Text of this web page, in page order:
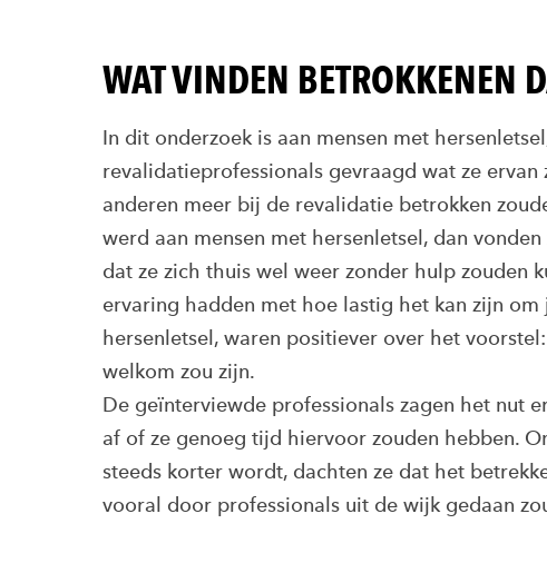
WAT VINDEN BETROKKENEN
In dit onderzoek is aan mensen met
revalidatieprofessionals gevraagd wat ze
anderen meer bij de revalidatie betrokken
werd aan mensen met hersenletsel, dan
dat ze zich thuis wel weer zonder hulp zouden
ervaring hadden met hoe lastig het kan zijn
hersenletsel, waren positiever over het
welkom zou zijn.
De geïnterviewde professionals zagen het nut
af of ze genoeg tijd hiervoor zouden hebben.
steeds korter wordt, dachten ze dat het
vooral door professionals uit de wijk gedaan